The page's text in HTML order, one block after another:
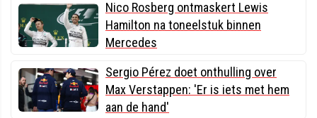
Nico Rosberg ontmaskert Lewis
Hamilton na toneelstuk binnen
Mercedes
Sergio Pérez doet onthulling over
Max Verstappen: 'Er is iets met hem
aan de hand'